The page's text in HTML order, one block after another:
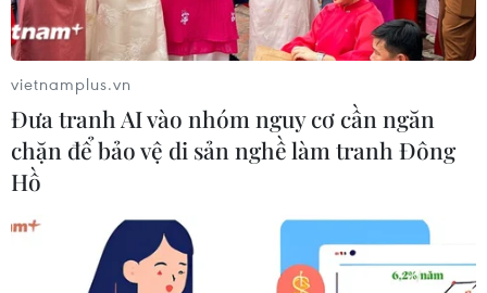
vietnamplus.vn
Đưa tranh AI vào nhóm nguy cơ cần ngăn
chặn để bảo vệ di sản nghề làm tranh Đông
Hồ